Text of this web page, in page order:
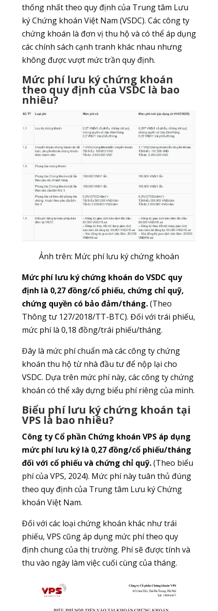
thống nhất theo quy định của Trung tâm Lưu
ký Chứng khoán Việt Nam (VSDC). Các công ty
chứng khoán là đơn vị thu hộ và có thể áp dụng
các chính sách cạnh tranh khác nhau nhưng
không được vượt mức trần quy định.
Mức phí lưu ký chứng khoán
theo quy định của VSDC là bao
nhiêu?
Ảnh trên: Mức phí lưu ký chứng khoán
Mức phí lưu ký chứng khoán do VSDC quy
định là 0,27 đồng/cổ phiếu, chứng chỉ quỹ,
chứng quyền có bảo đảm/tháng.(Theo
Thông tư 127/2018/TT-BTC). Đối với trái phiếu,
mức phí là 0,18 đồng/trái phiếu/tháng.
Đây là mức phí chuẩn mà các công ty chứng
khoán thu hộ từ nhà đầu tư để nộp lại cho
VSDC. Dựa trên mức phí này, các công ty chứng
khoán có thể xây dựng biểu phí riêng của mình.
Biểu phí lưu ký chứng khoán tại
VPS là bao nhiêu?
Công ty Cổ phần Chứng khoán VPS áp dụng
mức phí lưu ký là 0,27 đồng/cổ phiếu/tháng
đối với cổ phiếu và chứng chỉ quỹ.(Theo biểu
phí của VPS, 2024). Mức phí này tuân thủ đúng
theo quy định của Trung tâm Lưu ký Chứng
khoán Việt Nam.
Đối với các loại chứng khoán khác như trái
phiếu, VPS cũng áp dụng mức phí theo quy
định chung của thị trường. Phí sẽ được tính và
thu vào ngày làm việc cuối cùng của tháng.